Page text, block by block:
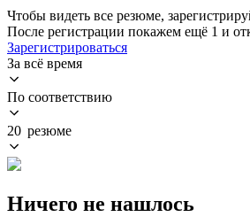
Чтобы видеть все резюме,
После регистрации покажем ещё 1 и
Зарегистрироваться
За всё время
По соответствию
20 резюме
Ничего не нашлось